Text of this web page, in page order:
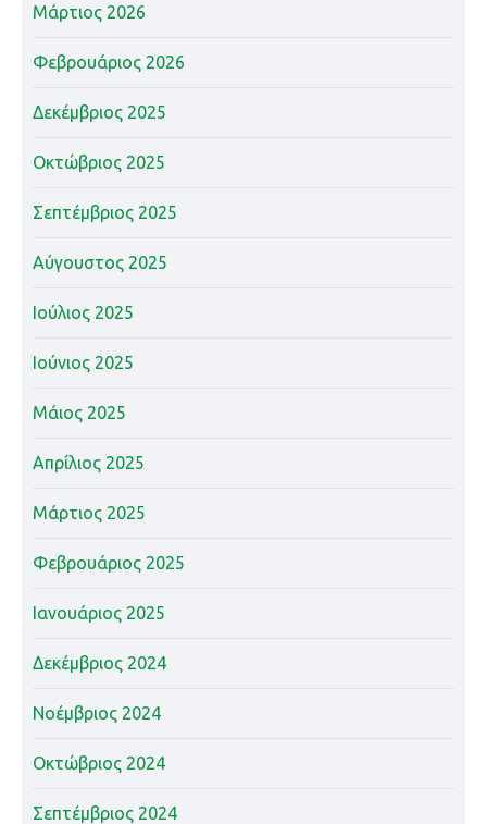
Μάρτιος 2026
Φεβρουάριος 2026
Δεκέμβριος 2025
Οκτώβριος 2025
Σεπτέμβριος 2025
Αύγουστος 2025
Ιούλιος 2025
Ιούνιος 2025
Μάιος 2025
Απρίλιος 2025
Μάρτιος 2025
Φεβρουάριος 2025
Ιανουάριος 2025
Δεκέμβριος 2024
Νοέμβριος 2024
Οκτώβριος 2024
Σεπτέμβριος 2024